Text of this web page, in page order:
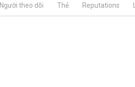
Người theo dõi Thẻ Reputations